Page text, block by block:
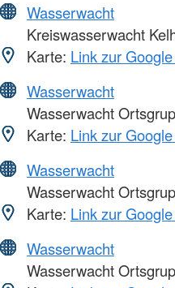
Wasserwacht
Kreiswasserwacht
Karte: Link zur
Wasserwacht
Wasserwacht
Karte: Link zur
Wasserwacht
Wasserwacht
Karte: Link zur
Wasserwacht
Wasserwacht